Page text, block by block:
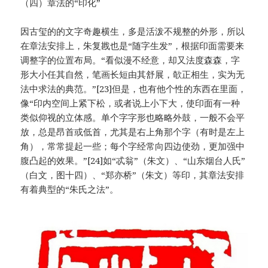
因古玺的的文字奇趣横生，多是活泼不规整的外形，所以
在章法安排上，朱复戡也是“随字生发”，根据印面需要来
调整字的位置布局。“看似漫不经意，却又法度森森，字
形大小任其自然，笔画长短由其舒展，欹正相生，实为无
法中求法的典范。”[23]但是，也有他个性的东西在里面，
像“印内空间上紧下松，或者说上小下大，使印面有一种
类似仰视的立体感。单个字字形也略略外鼓，一般不会平
放，总是昂首或低首，尤其是右上角那个字（有时是左上
角），常常提起一些；每个字经常向四边使劲，更加强中
腹凸起的效果。”[24]如“忒翁”（朱文）、“山东烟台人氏”
（白文，图十四）、“郑亦桥”（朱文）等印，其章法安排
有着典型的“朱氏之法”。